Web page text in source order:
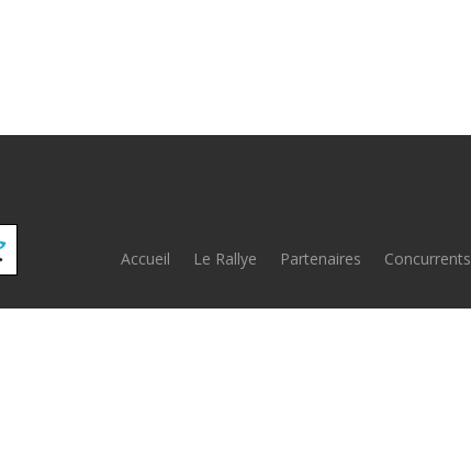
Accueil
Le Rallye Partenaires Concurrents